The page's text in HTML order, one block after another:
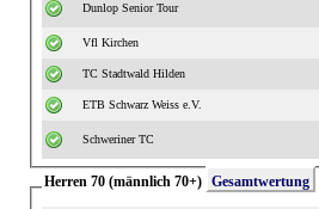
Dunlop Senior Tour
Vfl Kirchen
TC Stadtwald Hilden
ETB Schwarz Weiss e.V.
Schweriner TC
Herren 70 (männlich 70+) Gesamtwertung